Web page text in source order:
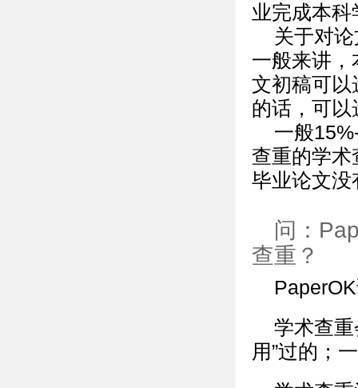
业完成本科
关于对
一般来讲
文初稿可以
的话，可
一般
查重的学术
毕业论文没
问：
查重？
学术查
用”过的；